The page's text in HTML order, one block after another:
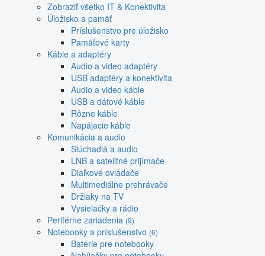
Zobraziť všetko IT & Konektivita
Úložisko a pamäť
Príslušenstvo pre úložisko
Pamäťové karty
Káble a adaptéry
Audio a video adaptéry
USB adaptéry a konektivita
Audio a video káble
USB a dátové káble
Rôzne káble
Napájacie káble
Komunikácia a audio
Slúchadlá a audio
LNB a satelitné prijímače
Diaľkové ovládače
Multimediálne prehrávače
Držiaky na TV
Vysielačky a rádio
Periférne zariadenia (9)
Notebooky a príslušenstvo (6)
Batérie pre notebooky